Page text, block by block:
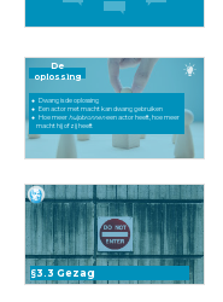
De
oplossing
Dwang is de oplossing
Een actor met macht kan dwang gebruiken
Hoe meerhulpbronneneen actor heeft, hoe meer
macht hij of zij heeft
§3.3 Gezag